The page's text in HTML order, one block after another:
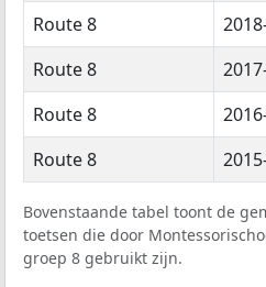
Route 8
Route 8
Route 8
Route 8
Bovenstaande tabel toont de
toetsen die door
groep 8 gebruikt zijn.